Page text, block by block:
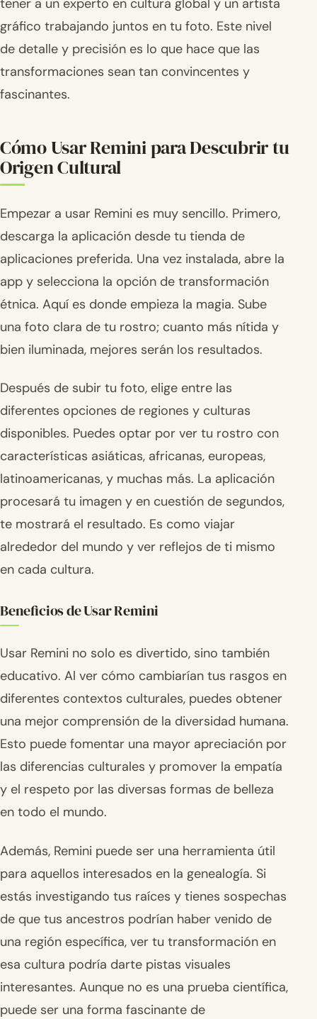
gráfico trabajando juntos en tu foto. Este nivel
de detalle y precisión es lo que hace que las
transformaciones sean tan convincentes y
fascinantes.
Cómo Usar Remini para Descubrir tu
Origen Cultural
Empezar a usar Remini es muy sencillo. Primero,
descarga la aplicación desde tu tienda de
aplicaciones preferida. Una vez instalada, abre la
app y selecciona la opción de transformación
étnica. Aquí es donde empieza la magia. Sube
una foto clara de tu rostro; cuanto más nítida y
bien iluminada, mejores serán los resultados.
Después de subir tu foto, elige entre las
diferentes opciones de regiones y culturas
disponibles. Puedes optar por ver tu rostro con
características asiáticas, africanas, europeas,
latinoamericanas, y muchas más. La aplicación
procesará tu imagen y en cuestión de segundos,
te mostrará el resultado. Es como viajar
alrededor del mundo y ver reflejos de ti mismo
en cada cultura.
Beneficios de Usar Remini
Usar Remini no solo es divertido, sino también
educativo. Al ver cómo cambiarían tus rasgos en
diferentes contextos culturales, puedes obtener
una mejor comprensión de la diversidad humana.
Esto puede fomentar una mayor apreciación por
las diferencias culturales y promover la empatía
y el respeto por las diversas formas de belleza
en todo el mundo.
Además, Remini puede ser una herramienta útil
para aquellos interesados en la genealogía. Si
estás investigando tus raíces y tienes sospechas
de que tus ancestros podrían haber venido de
una región específica, ver tu transformación en
esa cultura podría darte pistas visuales
interesantes. Aunque no es una prueba científica,
puede ser una forma fascinante de